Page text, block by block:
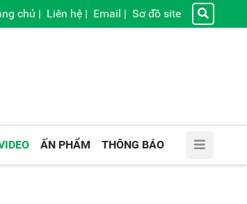
chủ | Liên hệ | Email | Sơ đồ site
ẤN PHẨM THÔNG BÁO